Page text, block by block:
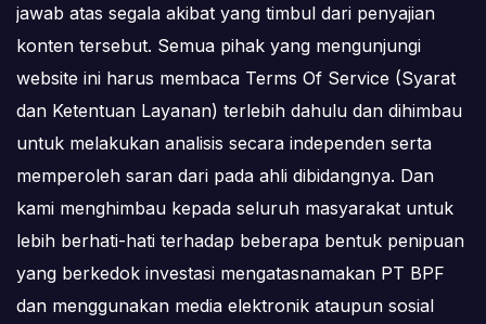
jawab atas segala akibat yang timbul dari penyajian
konten tersebut. Semua pihak yang mengunjungi
website ini harus membaca Terms Of Service (Syarat
dan Ketentuan Layanan) terlebih dahulu dan dihimbau
untuk melakukan analisis secara independen serta
memperoleh saran dari pada ahli dibidangnya. Dan
kami menghimbau kepada seluruh masyarakat untuk
lebih berhati-hati terhadap beberapa bentuk penipuan
yang berkedok investasi mengatasnamakan PT BPF
dan menggunakan media elektronik ataupun sosial